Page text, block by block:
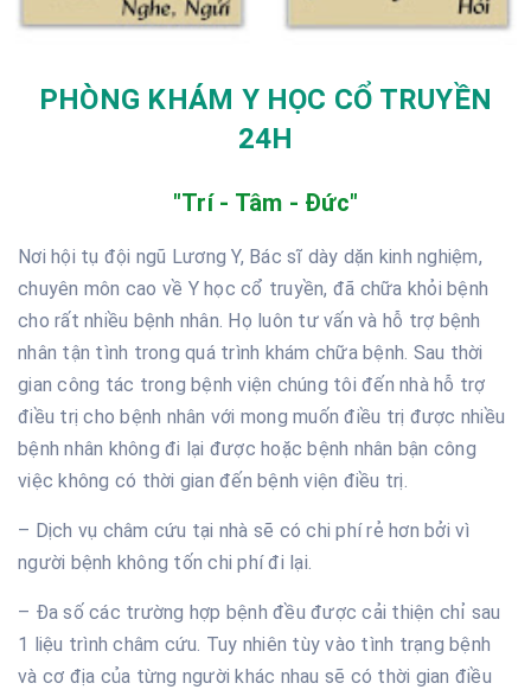
PHÒNG KHÁM Y HỌC CỔ TRUYỀN
24H
"Trí - Tâm - Đức"
Nơi hội tụ đội ngũ Lương Y, Bác sĩ dày dặn kinh nghiệm,
chuyên môn cao về Y học cổ truyền, đã chữa khỏi bệnh
cho rất nhiều bệnh nhân. Họ luôn tư vấn và hỗ trợ bệnh
nhân tận tình trong quá trình khám chữa bệnh. Sau thời
gian công tác trong bệnh viện chúng tôi đến nhà hỗ trợ
điều trị cho bệnh nhân với mong muốn điều trị được nhiều
bệnh nhân không đi lại được hoặc bệnh nhân bận công
việc không có thời gian đến bệnh viện điều trị.
– Dịch vụ châm cứu tại nhà sẽ có chi phí rẻ hơn bởi vì
người bệnh không tốn chi phí đi lại.
– Đa số các trường hợp bệnh đều được cải thiện chỉ sau
1 liệu trình châm cứu. Tuy nhiên tùy vào tình trạng bệnh
và cơ địa của từng người khác nhau sẽ có thời gian điều